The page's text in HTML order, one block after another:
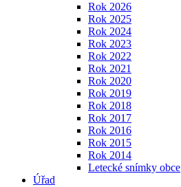
Rok 2026
Rok 2025
Rok 2024
Rok 2023
Rok 2022
Rok 2021
Rok 2020
Rok 2019
Rok 2018
Rok 2017
Rok 2016
Rok 2015
Rok 2014
Letecké snímky obce
Úřad